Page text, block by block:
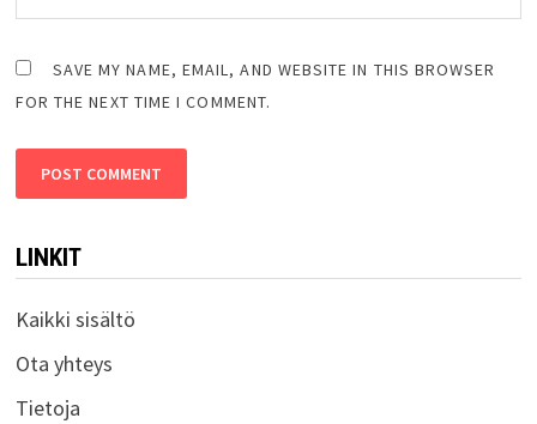
SAVE MY NAME, EMAIL, AND WEBSITE IN THIS BROWSER
FOR THE NEXT TIME I COMMENT.
LINKIT
Kaikki sisältö
Ota yhteys
Tietoja